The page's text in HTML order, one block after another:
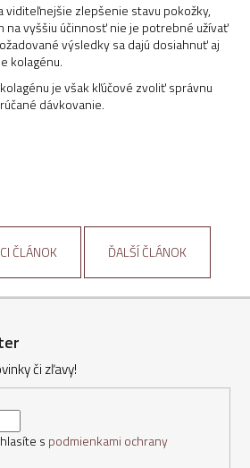
viditeľnejšie zlepšenie stavu pokožky,
na vyššiu účinnosť nie je potrebné užívať
výsledky sa dajú dosiahnuť aj
kolagénu.
je však kľúčové zvoliť správnu
dávkovanie.
ČLÁNOK ĎALŠÍ ČLÁNOK
či zľavy!
s podmienkami ochrany